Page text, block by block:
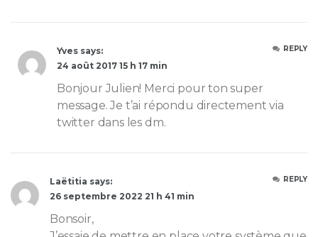
Yves says:
24 août 2017 15 h 17 min
REPLY
Bonjour Julien! Merci pour ton super
message. Je t’ai répondu directement via
twitter dans les dm.
Laëtitia says:
26 septembre 2022 21 h 41 min
REPLY
Bonsoir,